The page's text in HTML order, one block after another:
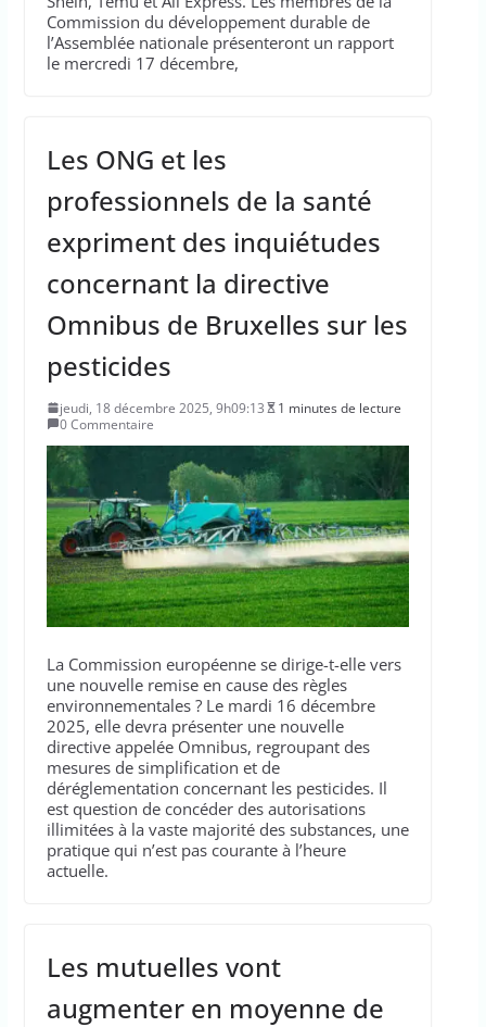
Commission du développement durable de
l’Assemblée nationale présenteront un rapport
le mercredi 17 décembre,
Les ONG et les
professionnels de la santé
expriment des inquiétudes
concernant la directive
Omnibus de Bruxelles sur les
pesticides
jeudi, 18 décembre 2025, 9h09:13
1 minutes de lecture
0 Commentaire
La Commission européenne se dirige-t-elle vers
une nouvelle remise en cause des règles
environnementales ? Le mardi 16 décembre
2025, elle devra présenter une nouvelle
directive appelée Omnibus, regroupant des
mesures de simplification et de
déréglementation concernant les pesticides. Il
est question de concéder des autorisations
illimitées à la vaste majorité des substances, une
pratique qui n’est pas courante à l’heure
actuelle.
Les mutuelles vont
augmenter en moyenne de